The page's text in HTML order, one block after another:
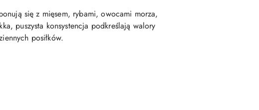
się z mięsem, rybami, owocami morza,
puszysta konsystencja podkreślają walory
posiłków.